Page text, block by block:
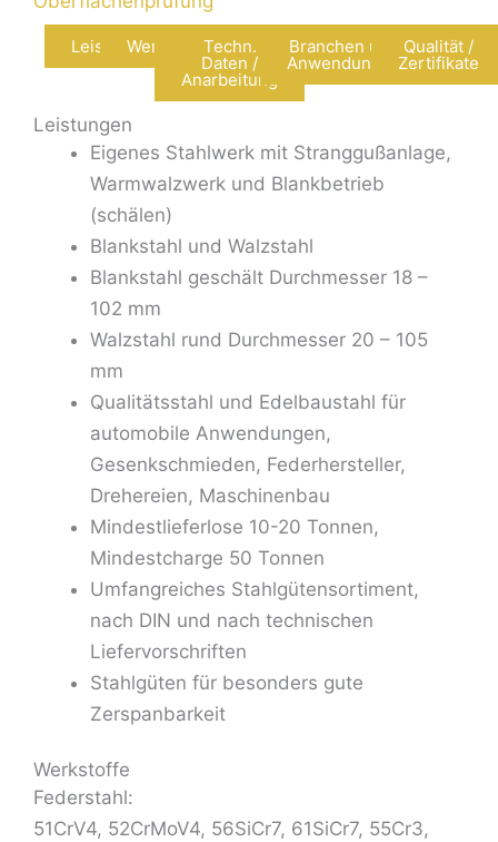
LeistungenWerkstoffeTechn.
Daten /
Anarbeitung
Branchen und
Anwendungen
Qualität /
Zertifikate
Leistungen
Eigenes Stahlwerk mit Stranggußanlage,
Warmwalzwerk und Blankbetrieb
(schälen)
Blankstahl und Walzstahl
Blankstahl geschält Durchmesser 18 –
102 mm
Walzstahl rund Durchmesser 20 – 105
mm
Qualitätsstahl und Edelbaustahl für
automobile Anwendungen,
Gesenkschmieden, Federhersteller,
Drehereien, Maschinenbau
Mindestlieferlose 10-20 Tonnen,
Mindestcharge 50 Tonnen
Umfangreiches Stahlgütensortiment,
nach DIN und nach technischen
Liefervorschriften
Stahlgüten für besonders gute
Zerspanbarkeit
Werkstoffe
Federstahl:
51CrV4, 52CrMoV4, 56SiCr7, 61SiCr7, 55Cr3,